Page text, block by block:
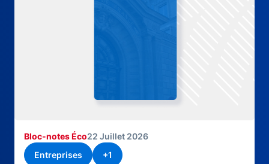
Bloc-notes Éco22 Juillet 2026
Entreprises
+1